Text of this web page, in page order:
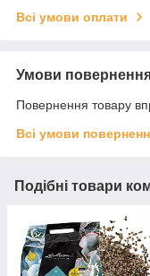
Всі умови оплати
Умови
Повернення товару
Всі умови
Подібні товари